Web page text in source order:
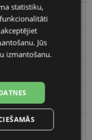
statistiku,
Jūs
izmantošanu.